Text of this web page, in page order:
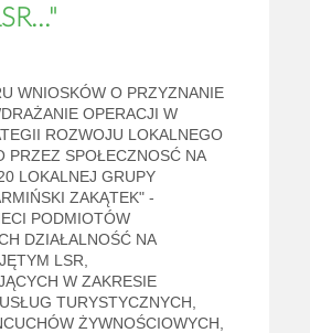
WNIOSKÓW O PRZYZNANIE
OPERACJI W
ROZWOJU LOKALNEGO
PRZEZ SPOŁECZNOSĆ NA
LOKALNEJ GRUPY
ZAKĄTEK" -
PODMIOTÓW
DZIAŁALNOŚĆ NA
LSR,
W ZAKRESIE
TURYSTYCZNYCH,
ŻYWNOŚCIOWYCH,